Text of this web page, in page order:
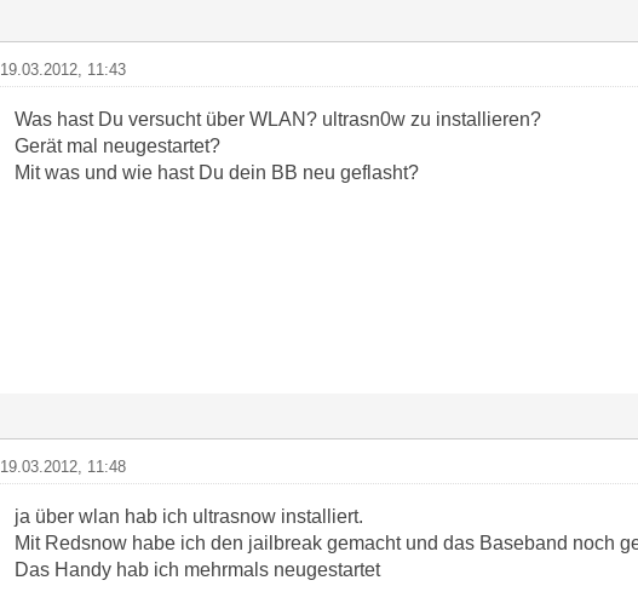
19.03.2012, 11:43
Was hast Du versucht über WLAN? ultrasn0w zu installieren?
Gerät mal neugestartet?
Mit was und wie hast Du dein BB neu geflasht?
19.03.2012, 11:48
ja über wlan hab ich ultrasnow installiert.
Mit Redsnow habe ich den jailbreak gemacht und das Baseband noch
Das Handy hab ich mehrmals neugestartet